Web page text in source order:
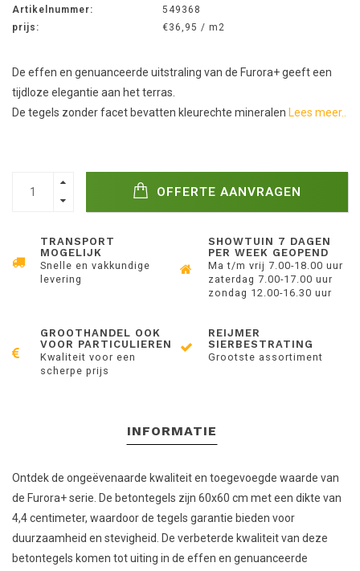
Artikelnummer:
549368
prijs:
€36,95 / m2
De effen en genuanceerde uitstraling van de Furora+ geeft een
tijdloze elegantie aan het terras.
De tegels zonder facet bevatten kleurechte mineralen Lees meer..
OFFERTE AANVRAGEN
TRANSPORT
MOGELIJK
Snelle en vakkundige
levering
SHOWTUIN 7 DAGEN
PER WEEK GEOPEND
Ma t/m vrij 7.00-18.00 uur
zaterdag 7.00-17.00 uur
zondag 12.00-16.30 uur
GROOTHANDEL OOK
VOOR PARTICULIEREN
Kwaliteit voor een
scherpe prijs
REIJMER
SIERBESTRATING
Grootste assortiment
INFORMATIE
Ontdek de ongeëvenaarde kwaliteit en toegevoegde waarde van
de Furora+ serie. De betontegels zijn 60x60 cm met een dikte van
4,4 centimeter, waardoor de tegels garantie bieden voor
duurzaamheid en stevigheid. De verbeterde kwaliteit van deze
betontegels komen tot uiting in de effen en genuanceerde